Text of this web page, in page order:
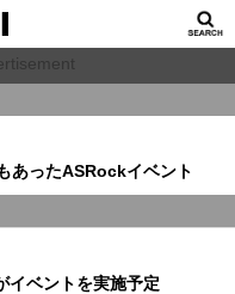
ったASRockイベント
ベントを実施予定